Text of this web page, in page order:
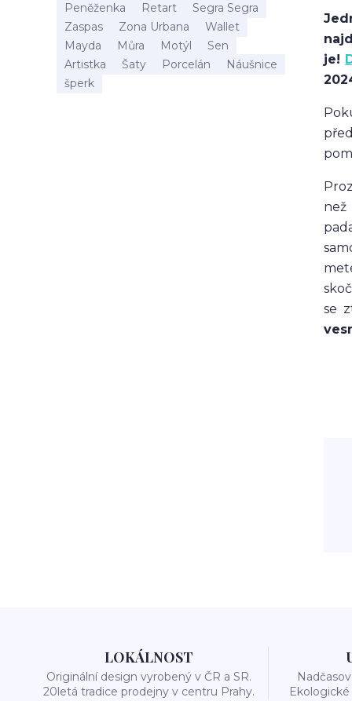
Peněženka Retart
Segra Segra
Zaspas
Zona Urbana
Wallet
Mayda
Můra Motýl
Sen
Artistka
Šaty Porcelán
Náušnice
šperk
je!
než
se
LOKÁLNOST
Originální design vyrobený v ČR a SR.
20letá tradice prodejny v centru Prahy.